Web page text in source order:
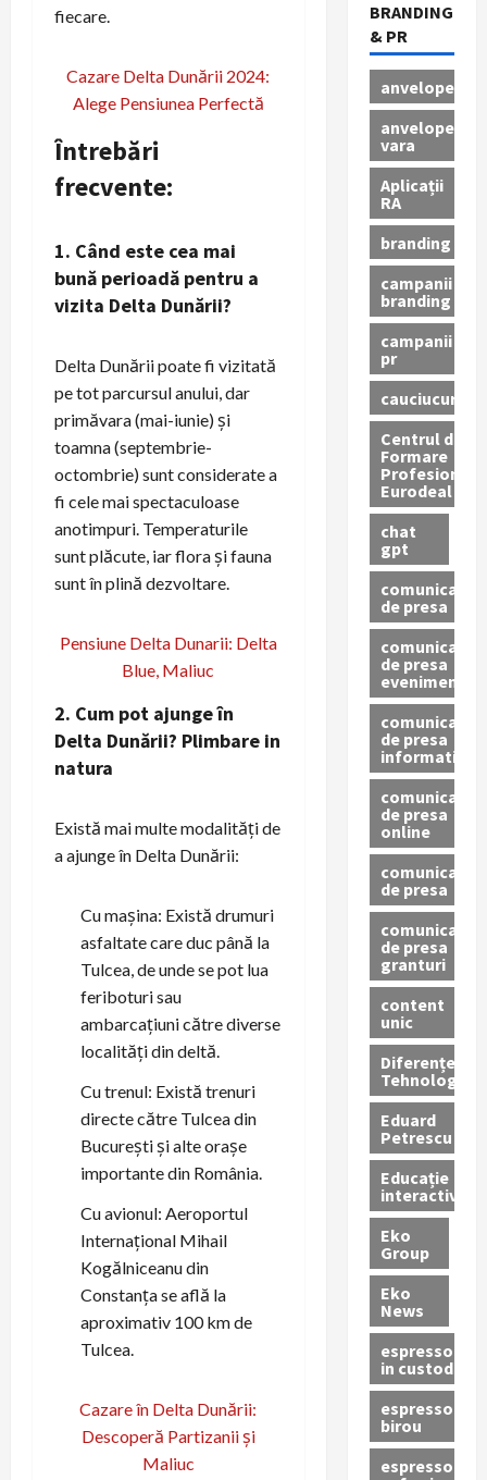
fiecare.
Cazare Delta Dunării 2024:
Alege Pensiunea Perfectă
Întrebări
frecvente:
1. Când este cea mai
bună perioadă pentru a
vizita Delta Dunării?
Delta Dunării poate fi vizitată
pe tot parcursul anului, dar
primăvara (mai-iunie) și
toamna (septembrie-
octombrie) sunt considerate a
fi cele mai spectaculoase
anotimpuri. Temperaturile
sunt plăcute, iar flora și fauna
sunt în plină dezvoltare.
Pensiune Delta Dunarii: Delta
Blue, Maliuc
2. Cum pot ajunge în
Delta Dunării? Plimbare in
natura
Există mai multe modalități de
a ajunge în Delta Dunării:
Cu mașina: Există drumuri
asfaltate care duc până la
Tulcea, de unde se pot lua
feriboturi sau
ambarcațiuni către diverse
localități din deltă.
Cu trenul: Există trenuri
directe către Tulcea din
București și alte orașe
importante din România.
Cu avionul: Aeroportul
Internațional Mihail
Kogălniceanu din
Constanța se află la
aproximativ 100 km de
Tulcea.
Cazare în Delta Dunării:
Descoperă Partizanii și
Maliuc
BRANDING
& PR
anvelope
anvelope
vara
Aplicații
RA
branding
campanii
branding
campanii
pr
cauciucuri
Centrul de
Formare
Profesionala
Eurodeal
chat
gpt
comunicat
de presa
comunicat
de presa
eveniment
comunicat
de presa
informativ
comunicat
de presa
online
comunicate
de presa
comunicate
de presa
granturi
content
unic
Diferențe
Tehnologice
Eduard
Petrescu
Educație
interactivă
Eko
Group
Eko
News
espressoare
in custodie
espressor
birou
espressor